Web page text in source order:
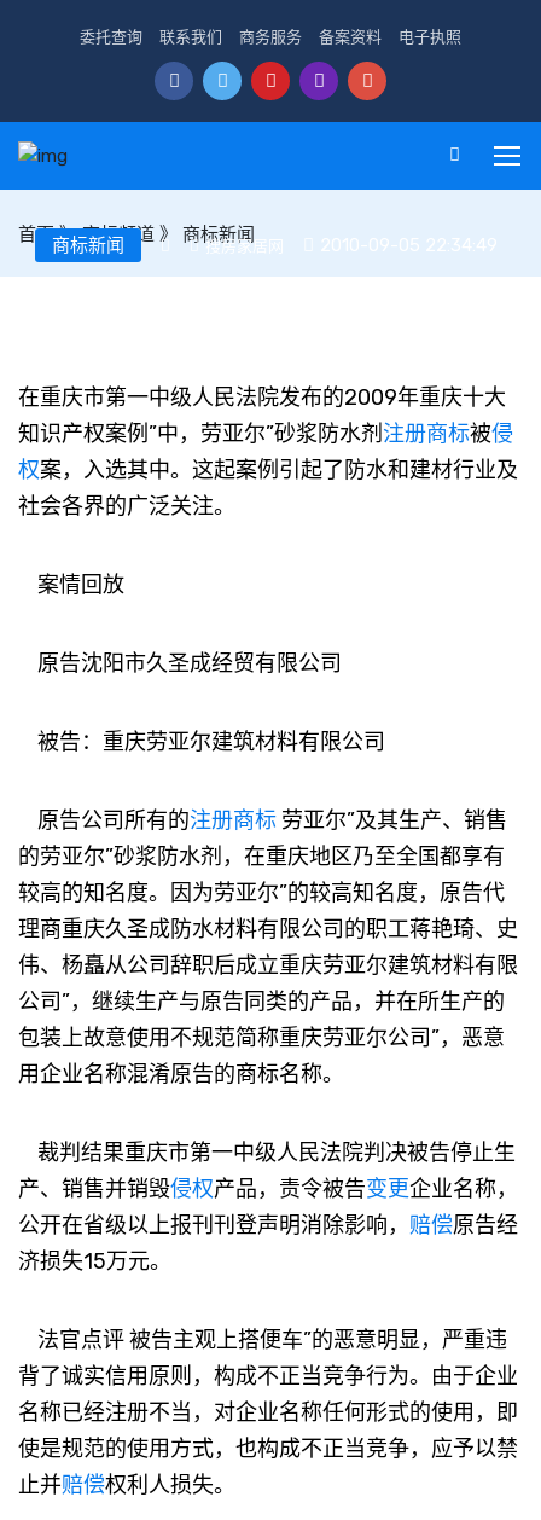
委托查询 联系我们 商务服务 备案资料 电子执照
首页》商标频道 》 商标新闻
商标新闻 搜房家居网 2010-09-05 22:34:49
在重庆市第一中级人民法院发布的2009年重庆十大
知识产权案例”中，劳亚尔”砂浆防水剂 注册商标被侵
权案，入选其中。这起案例引起了防水和建材行业及
社会各界的广泛关注。
案情回放
原告沈阳市久圣成经贸有限公司
被告：重庆劳亚尔建筑材料有限公司
原告公司所有的注册商标 劳亚尔”及其生产、销售
的劳亚尔”砂浆防水剂，在重庆地区乃至全国都享有
较高的知名度。因为劳亚尔”的较高知名度，原告代
理商重庆久圣成防水材料有限公司的职工蒋艳琦、史
伟、杨矗从公司辞职后成立重庆劳亚尔建筑材料有限
公司”，继续生产与原告同类的产品，并在所生产的
包装上故意使用不规范简称重庆劳亚尔公司”，恶意
用企业名称混淆原告的商标名称。
裁判结果重庆市第一中级人民法院判决被告停止生
产、销售并销毁侵权产品，责令被告变更企业名称，
公开在省级以上报刊刊登声明消除影响， 赔偿原告经
济损失15万元。
法官点评 被告主观上搭便车”的恶意明显，严重违
背了诚实信用原则，构成不正当竞争行为。由于企业
名称已经注册不当，对企业名称任何形式的使用，即
使是规范的使用方式，也构成不正当竞争，应予以禁
止并赔偿权利人损失。